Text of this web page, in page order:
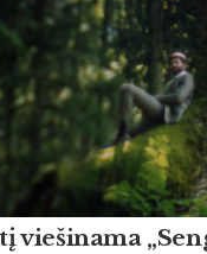
viešinama